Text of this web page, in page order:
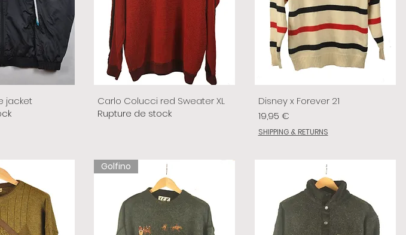
jacket
Carlo Colucci red Sweater XL
Rupture de stock
Disney x Forever 21
Prix
19,95 €
SHIPPING & RETURNS
Golfino